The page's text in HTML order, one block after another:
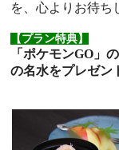
を、心よりお待ち
【プラン特典】
「ポケモンGO」
の名水をプレゼン